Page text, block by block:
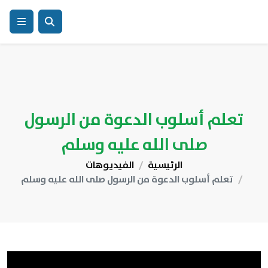
تعلم أسلوب الدعوة من الرسول
صلى الله عليه وسلم
الرئيسية
الفيديوهات
تعلم أسلوب الدعوة من الرسول صلى الله عليه وسلم